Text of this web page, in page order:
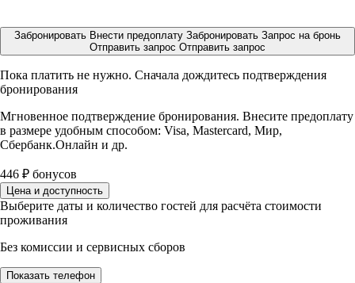
Забронировать Внести предоплату Забронировать Запрос на бронь
Отправить запрос Отправить запрос
Пока платить не нужно. Сначала дождитесь подтверждения
бронирования
Мгновенное подтверждение бронирования. Внесите предоплату
в размере удобным способом: Visa, Mastercard, Мир,
Сбербанк.Онлайн и др.
446 ₽ бонусов
Цена и доступность
Выберите даты и количество гостей для расчёта стоимости
проживания
Без комиссии и сервисных сборов
Показать телефон